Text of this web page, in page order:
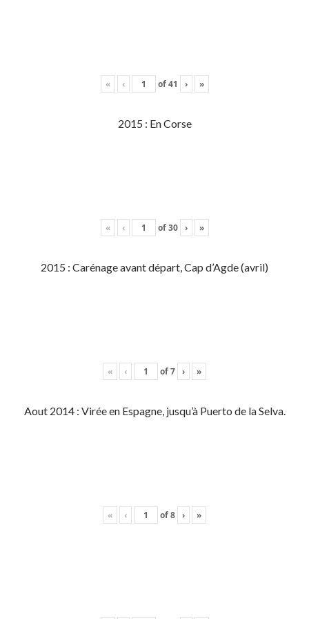
« ‹ of41 › »
2015 : En Corse
« ‹ of30 › »
2015 : Carénage avant départ, Cap d’Agde (avril)
« ‹ of7 › »
Aout 2014 : Virée en Espagne, jusqu’à Puerto de la Selva.
« ‹ of8 › »